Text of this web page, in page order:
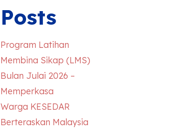
Posts
Program Latihan
Membina Sikap (LMS)
Bulan Julai 2026 –
Memperkasa
Warga KESEDAR
Berteraskan Malaysia